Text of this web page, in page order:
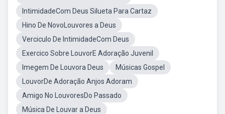
IntimidadeCom Deus Silueta Para Cartaz
Hino De NovoLouvores a Deus
Verciculo De IntimidadeCom Deus
Exercico Sobre LouvorE Adoração Juvenil
Imegem De Louvora Deus
Músicas Gospel
LouvorDe Adoração Anjos Adoram
Amigo No LouvoresDo Passado
Música De Louvar a Deus